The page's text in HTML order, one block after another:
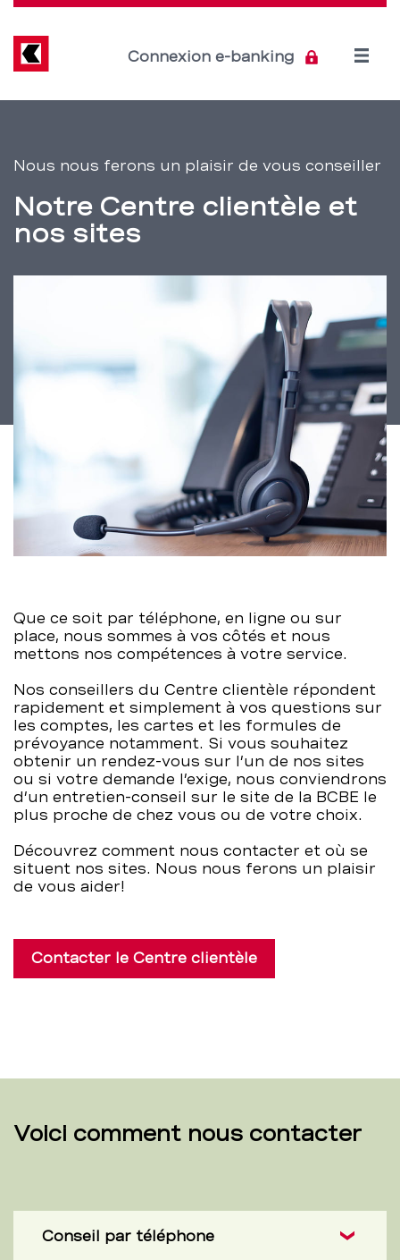
clientèle
BCBE
et
sites
proximité
–
BCBE
Direkt
Inhalt
Connexion e-banking
Open
navigation
de
service
Nous nous ferons un plaisir de vous conseiller
Notre Centre clientèle et
nos sites
Que ce soit par téléphone, en ligne ou sur
place, nous sommes à vos côtés et nous
mettons nos compétences à votre service.
Nos conseillers du Centre clientèle répondent
rapidement et simplement à vos questions sur
les comptes, les cartes et les formules de
prévoyance notamment. Si vous souhaitez
obtenir un rendez-vous sur l’un de nos sites
ou si votre demande l’exige, nous conviendrons
d’un entretien-conseil sur le site de la BCBE le
plus proche de chez vous ou de votre choix.
Découvrez comment nous contacter et où se
situent nos sites. Nous nous ferons un plaisir
de vous aider!
Contacter le Centre clientèle
Voici comment nous contacter
Conseil par téléphone